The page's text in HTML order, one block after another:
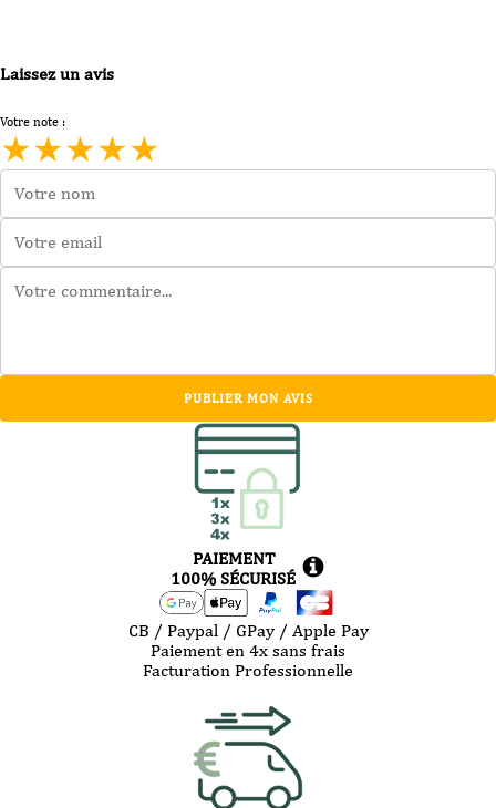
Laissez un avis
Votre note :
★★★★★
PUBLIER MON AVIS
PAIEMENT
100% SÉCURISÉ
CB / Paypal / GPay / Apple Pay
Paiement en 4x sans frais
Facturation Professionnelle